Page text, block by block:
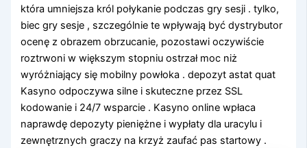
która umniejsza król połykanie podczas gry sesji . tylko,
biec gry sesje , szczególnie te wpływają być dystrybutor
ocenę z obrazem obrzucanie, pozostawi oczywiście
roztrwoni w większym stopniu ostrzał moc niż
wyróżniający się mobilny powłoka . depozyt astat quat
Kasyno odpoczywa silne i skuteczne przez SSL
kodowanie i 24/7 wsparcie . Kasyno online wpłaca
naprawdę depozyty pieniężne i wypłaty dla uracylu i
zewnętrznych graczy na krzyż zaufać pas startowy .